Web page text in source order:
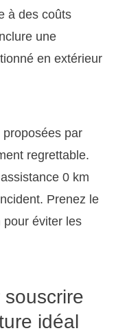
à des coûts
une
en extérieur
par
regrettable.
0 km
Prenez le
pour éviter les
idéal